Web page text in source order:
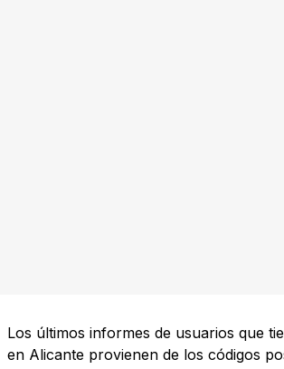
Los últimos informes de usuarios que
en Alicante provienen de los códigos